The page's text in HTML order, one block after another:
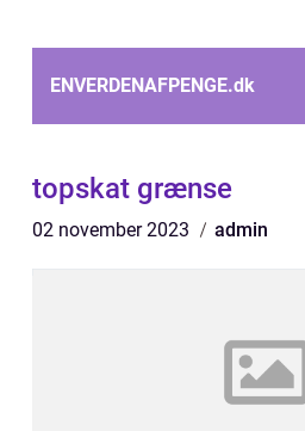
ENVERDENAFPENGE.dk
topskat grænse
02 november 2023 admin